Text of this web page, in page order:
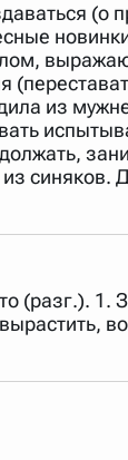
из
синяков.
(разг.).